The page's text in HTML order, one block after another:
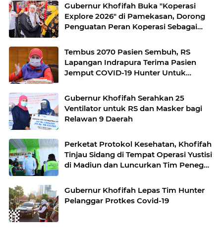
Gubernur Khofifah Buka "Koperasi
Explore 2026" di Pamekasan, Dorong
Penguatan Peran Koperasi Sebagai
Sekaligus Perluas Akses Promosi
Pelaku UMKM
Tembus 2070 Pasien Sembuh, RS
Lapangan Indrapura Terima Pasien
Jemput COVID-19 Hunter Untuk
Gubernur Khofifah Serahkan 25
Ventilator untuk RS dan Masker bagi
Relawan 9 Daerah
Perketat Protokol Kesehatan, Khofifah
Tinjau Sidang di Tempat Operasi Yustisi
di Madiun dan Luncurkan Tim Penegak
Gubernur Khofifah Lepas Tim Hunter
Pelanggar Protkes Covid-19